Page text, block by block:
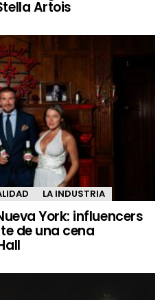
Artois
LA INDUSTRIA
York: influencers
de una cena